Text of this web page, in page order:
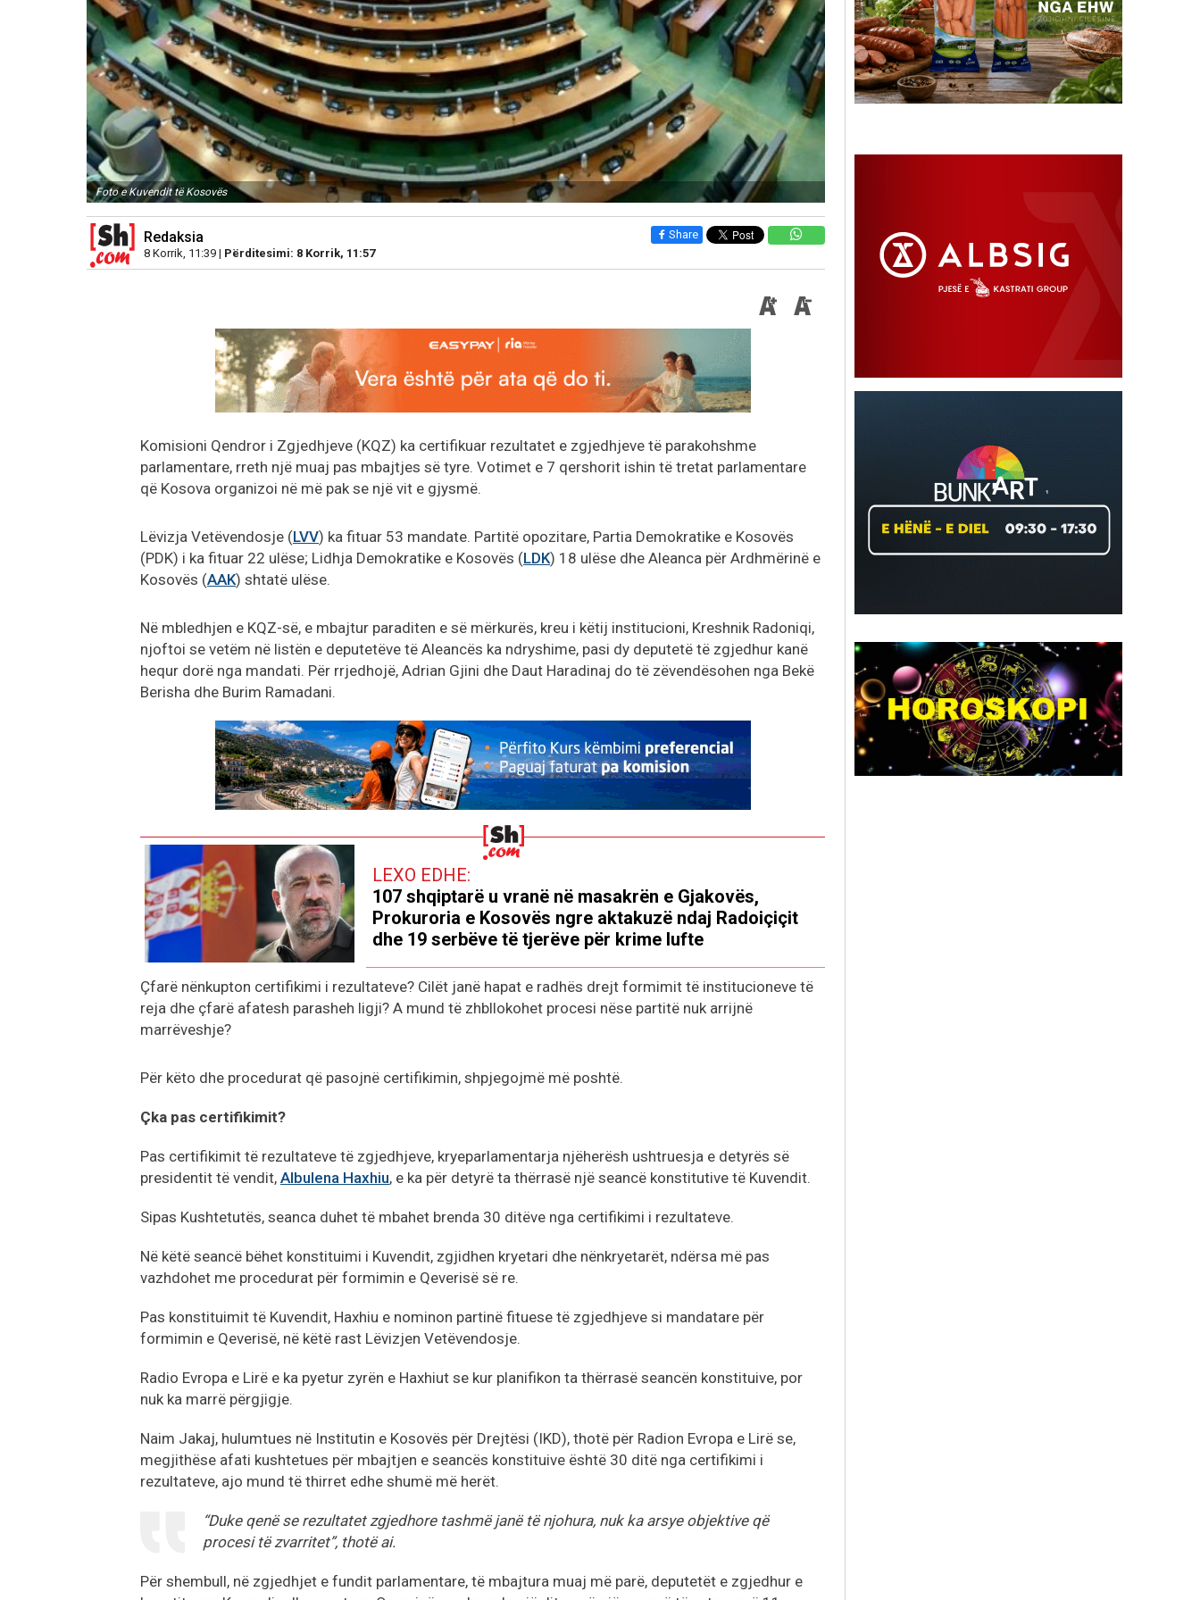
Foto e Kuvendit të Kosovës
Redaksia
8 Korrik, 11:39 | Përditesimi: 8 Korrik, 11:57
Share
Komisioni Qendror i Zgjedhjeve (KQZ) ka certifikuar rezultatet e zgjedhjeve të parakohshme
parlamentare, rreth një muaj pas mbajtjes së tyre. Votimet e 7 qershorit ishin të tretat parlamentare
që Kosova organizoi në më pak se një vit e gjysmë.
Lëvizja Vetëvendosje (LVV) ka fituar 53 mandate. Partitë opozitare, Partia Demokratike e Kosovës
(PDK) i ka fituar 22 ulëse; Lidhja Demokratike e Kosovës (LDK) 18 ulëse dhe Aleanca për Ardhmërinë e
Kosovës (AAK) shtatë ulëse.
Në mbledhjen e KQZ-së, e mbajtur paraditen e së mërkurës, kreu i këtij institucioni, Kreshnik Radoniqi,
njoftoi se vetëm në listën e deputetëve të Aleancës ka ndryshime, pasi dy deputetë të zgjedhur kanë
hequr dorë nga mandati. Për rrjedhojë, Adrian Gjini dhe Daut Haradinaj do të zëvendësohen nga Bekë
Berisha dhe Burim Ramadani.
LEXO EDHE:
107 shqiptarë u vranë në masakrën e Gjakovës,
Prokuroria e Kosovës ngre aktakuzë ndaj Radoiçiçit
dhe 19 serbëve të tjerëve për krime lufte
Çfarë nënkupton certifikimi i rezultateve? Cilët janë hapat e radhës drejt formimit të institucioneve të
reja dhe çfarë afatesh parasheh ligji? A mund të zhbllokohet procesi nëse partitë nuk arrijnë
marrëveshje?
Për këto dhe procedurat që pasojnë certifikimin, shpjegojmë më poshtë.
Çka pas certifikimit?
Pas certifikimit të rezultateve të zgjedhjeve, kryeparlamentarja njëherësh ushtruesja e detyrës së
presidentit të vendit, Albulena Haxhiu, e ka për detyrë ta thërrasë një seancë konstitutive të Kuvendit.
Sipas Kushtetutës, seanca duhet të mbahet brenda 30 ditëve nga certifikimi i rezultateve.
Në këtë seancë bëhet konstituimi i Kuvendit, zgjidhen kryetari dhe nënkryetarët, ndërsa më pas
vazhdohet me procedurat për formimin e Qeverisë së re.
Pas konstituimit të Kuvendit, Haxhiu e nominon partinë fituese të zgjedhjeve si mandatare për
formimin e Qeverisë, në këtë rast Lëvizjen Vetëvendosje.
Radio Evropa e Lirë e ka pyetur zyrën e Haxhiut se kur planifikon ta thërrasë seancën konstituive, por
nuk ka marrë përgjigje.
Naim Jakaj, hulumtues në Institutin e Kosovës për Drejtësi (IKD), thotë për Radion Evropa e Lirë se,
megjithëse afati kushtetues për mbajtjen e seancës konstituive është 30 ditë nga certifikimi i
rezultateve, ajo mund të thirret edhe shumë më herët.
“Duke qenë se rezultatet zgjedhore tashmë janë të njohura, nuk ka arsye objektive që
procesi të zvarritet”, thotë ai.
Për shembull, në zgjedhjet e fundit parlamentare, të mbajtura muaj më parë, deputetët e zgjedhur e